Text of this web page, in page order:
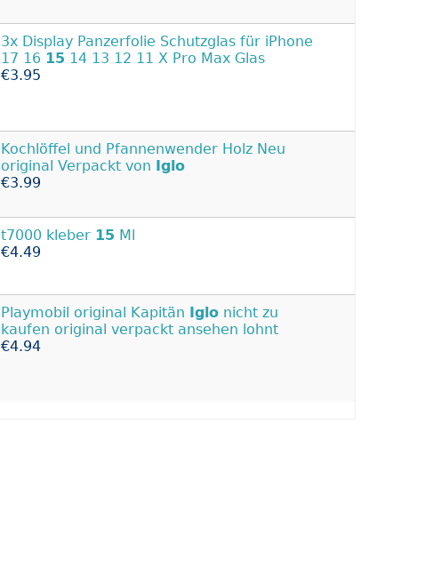
3x Display Panzerfolie Schutzglas für iPhone
17 16 15 14 13 12 11 X Pro Max Glas
€3.95
Kochlöffel und Pfannenwender Holz Neu
original Verpackt von
Iglo
€3.99
t7000 kleber 15 Ml
€4.49
Playmobil original Kapitän Iglo nicht zu
kaufen original verpackt ansehen lohnt
€4.94